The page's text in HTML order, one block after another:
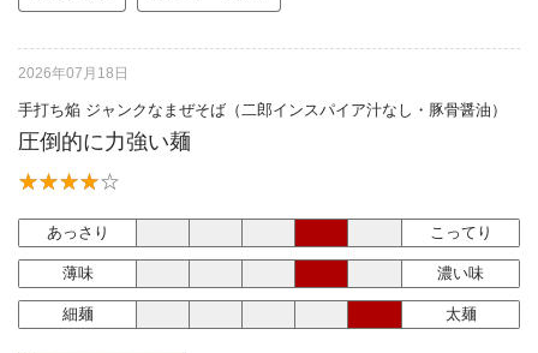
2026年07月18日
手打ち焔 ジャンクなまぜそば（二郎インスパイア汁なし・豚骨醤油）
圧倒的に力強い麺
あっさり こってり
薄味 濃い味
細麺 太麺